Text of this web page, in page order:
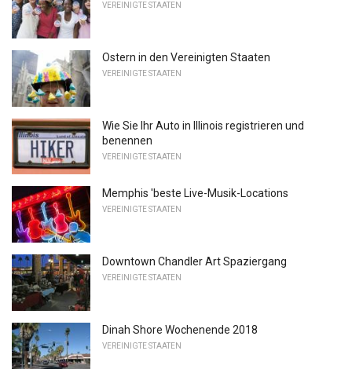
VEREINIGTE STAATEN
Ostern in den Vereinigten Staaten
VEREINIGTE STAATEN
Wie Sie Ihr Auto in Illinois registrieren und
benennen
VEREINIGTE STAATEN
Memphis 'beste Live-Musik-Locations
VEREINIGTE STAATEN
Downtown Chandler Art Spaziergang
VEREINIGTE STAATEN
Dinah Shore Wochenende 2018
VEREINIGTE STAATEN